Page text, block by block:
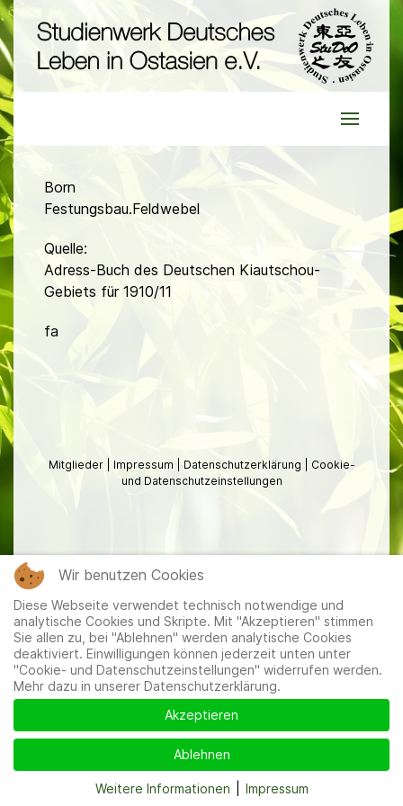
Born
Festungsbau.Feldwebel
Quelle:
Adress-Buch des Deutschen Kiautschou-
Gebiets für 1910/11
fa
Mitglieder Impressum Datenschutzerklärung
Cookie-
und Datenschutzeinstellungen
Wir benutzen Cookies
Diese Webseite verwendet technisch notwendige und
analytische Cookies und Skripte. Mit "Akzeptieren" stimmen
Sie allen zu, bei "Ablehnen" werden analytische Cookies
deaktiviert. Einwilligungen können jederzeit unten unter
"Cookie- und Datenschutzeinstellungen" widerrufen werden.
Mehr dazu in unserer Datenschutzerklärung.
Akzeptieren
Ablehnen
Weitere Informationen Impressum